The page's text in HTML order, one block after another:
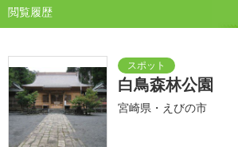
閲覧履歴
白鳥森林公園
宮崎県・えびの市